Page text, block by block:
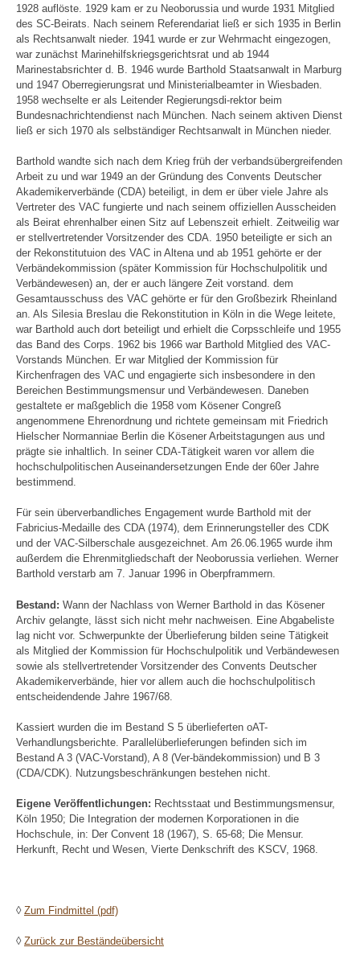
1928 auflöste. 1929 kam er zu Neoborussia und wurde 1931 Mitglied
des SC-Beirats. Nach seinem Referendariat ließ er sich 1935 in Berlin
als Rechtsanwalt nieder. 1941 wurde er zur Wehrmacht eingezogen,
war zunächst Marinehilfskriegsgerichtsrat und ab 1944
Marinestabsrichter d. B. 1946 wurde Barthold Staatsanwalt in Marburg
und 1947 Oberregierungsrat und Ministerialbeamter in Wiesbaden.
1958 wechselte er als Leitender Regierungsdi-rektor beim
Bundesnachrichtendienst nach München. Nach seinem aktiven Dienst
ließ er sich 1970 als selbständiger Rechtsanwalt in München nieder.
Barthold wandte sich nach dem Krieg früh der verbandsübergreifenden
Arbeit zu und war 1949 an der Gründung des Convents Deutscher
Akademikerverbände (CDA) beteiligt, in dem er über viele Jahre als
Vertreter des VAC fungierte und nach seinem offiziellen Ausscheiden
als Beirat ehrenhalber einen Sitz auf Lebenszeit erhielt. Zeitweilig war
er stellvertretender Vorsitzender des CDA. 1950 beteiligte er sich an
der Rekonstitutuion des VAC in Altena und ab 1951 gehörte er der
Verbändekommission (später Kommission für Hochschulpolitik und
Verbändewesen) an, der er auch längere Zeit vorstand. dem
Gesamtausschuss des VAC gehörte er für den Großbezirk Rheinland
an. Als Silesia Breslau die Rekonstitution in Köln in die Wege leitete,
war Barthold auch dort beteiligt und erhielt die Corpsschleife und 1955
das Band des Corps. 1962 bis 1966 war Barthold Mitglied des VAC-
Vorstands München. Er war Mitglied der Kommission für
Kirchenfragen des VAC und engagierte sich insbesondere in den
Bereichen Bestimmungsmensur und Verbändewesen. Daneben
gestaltete er maßgeblich die 1958 vom Kösener Congreß
angenommene Ehrenordnung und richtete gemeinsam mit Friedrich
Hielscher Normanniae Berlin die Kösener Arbeitstagungen aus und
prägte sie inhaltlich. In seiner CDA-Tätigkeit waren vor allem die
hochschulpolitischen Auseinandersetzungen Ende der 60er Jahre
bestimmend.
Für sein überverbandliches Engagement wurde Barthold mit der
Fabricius-Medaille des CDA (1974), dem Erinnerungsteller des CDK
und der VAC-Silberschale ausgezeichnet. Am 26.06.1965 wurde ihm
außerdem die Ehrenmitgliedschaft der Neoborussia verliehen. Werner
Barthold verstarb am 7. Januar 1996 in Oberpframmern.
Bestand: Wann der Nachlass von Werner Barthold in das Kösener
Archiv gelangte, lässt sich nicht mehr nachweisen. Eine Abgabeliste
lag nicht vor. Schwerpunkte der Überlieferung bilden seine Tätigkeit
als Mitglied der Kommission für Hochschulpolitik und Verbändewesen
sowie als stellvertretender Vorsitzender des Convents Deutscher
Akademikerverbände, hier vor allem auch die hochschulpolitisch
entscheidendende Jahre 1967/68.
Kassiert wurden die im Bestand S 5 überlieferten oAT-
Verhandlungsberichte. Parallelüberlieferungen befinden sich im
Bestand A 3 (VAC-Vorstand), A 8 (Ver-bändekommission) und B 3
(CDA/CDK). Nutzungsbeschränkungen bestehen nicht.
Eigene Veröffentlichungen: Rechtsstaat und Bestimmungsmensur,
Köln 1950; Die Integration der modernen Korporationen in die
Hochschule, in: Der Convent 18 (1967), S. 65-68; Die Mensur.
Herkunft, Recht und Wesen, Vierte Denkschrift des KSCV, 1968.
◊ Zum Findmittel (pdf)
◊ Zurück zur Beständeübersicht